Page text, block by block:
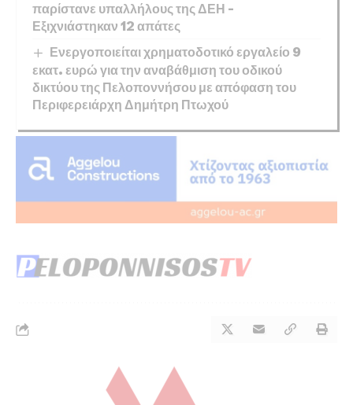
παρίστανε υπαλλήλους της ΔΕΗ –
Εξιχνιάστηκαν 12 απάτες
Ενεργοποιείται χρηματοδοτικό εργαλείο 9
εκατ. ευρώ για την αναβάθμιση του οδικού
δικτύου της Πελοποννήσου με απόφαση του
Περιφερειάρχη Δημήτρη Πτωχού